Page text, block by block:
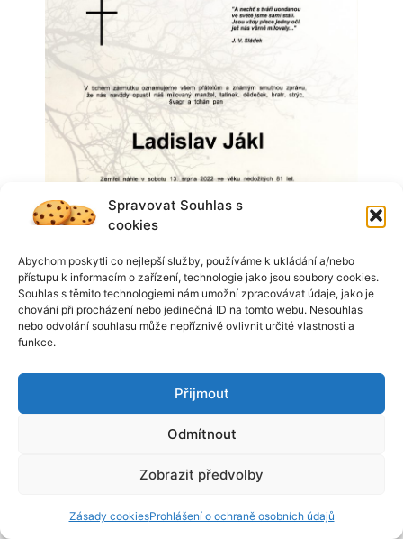
Spravovat Souhlas s
cookies
Abychom poskytli co nejlepší služby, používáme k ukládání a/nebo
přístupu k informacím o zařízení, technologie jako jsou soubory cookies.
Souhlas s těmito technologiemi nám umožní zpracovávat údaje, jako je
chování při procházení nebo jedinečná ID na tomto webu. Nesouhlas
nebo odvolání souhlasu může nepříznivě ovlivnit určité vlastnosti a
funkce.
Přijmout
Odmítnout
Zobrazit předvolby
Zásady cookiesProhlášení o ochraně osobních údajů